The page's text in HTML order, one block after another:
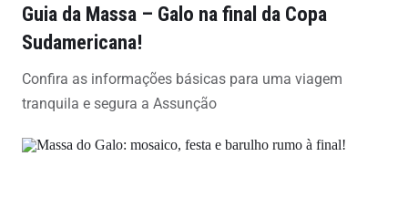
Guia da Massa – Galo na final da Copa
Sudamericana!
Confira as informações básicas para uma viagem
tranquila e segura a Assunção